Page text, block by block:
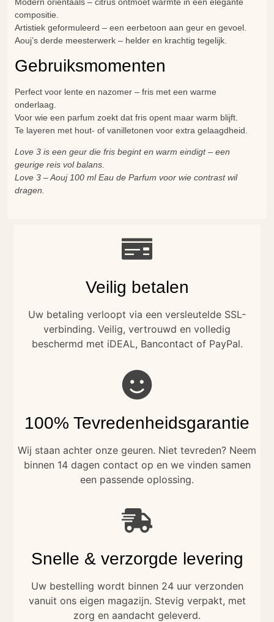
compositie.
Artistiek geformuleerd – een eerbetoon aan geur en gevoel.
Aouj’s derde meesterwerk – helder en krachtig tegelijk.
Gebruiksmomenten
Perfect voor lente en nazomer – fris met een warme
onderlaag.
Voor wie een parfum zoekt dat fris opent maar warm blijft.
Te layeren met hout- of vanilletonen voor extra gelaagdheid.
Love 3 is een geur die fris begint en warm eindigt – een
geurige reis vol balans.
Love 3 – Aouj 100 ml Eau de Parfum voor wie contrast wil
dragen.
Veilig betalen
Uw betaling verloopt via een versleutelde SSL-
verbinding. Veilig, vertrouwd en volledig
beschermd met iDEAL, Bancontact of PayPal.
100% Tevredenheidsgarantie
Wij staan achter onze geuren. Niet tevreden? Neem
binnen 14 dagen contact op en we vinden samen
een passende oplossing.
Snelle & verzorgde levering
Uw bestelling wordt binnen 24 uur verzonden
vanuit ons eigen magazijn. Stevig verpakt, met
zorg en aandacht geleverd.